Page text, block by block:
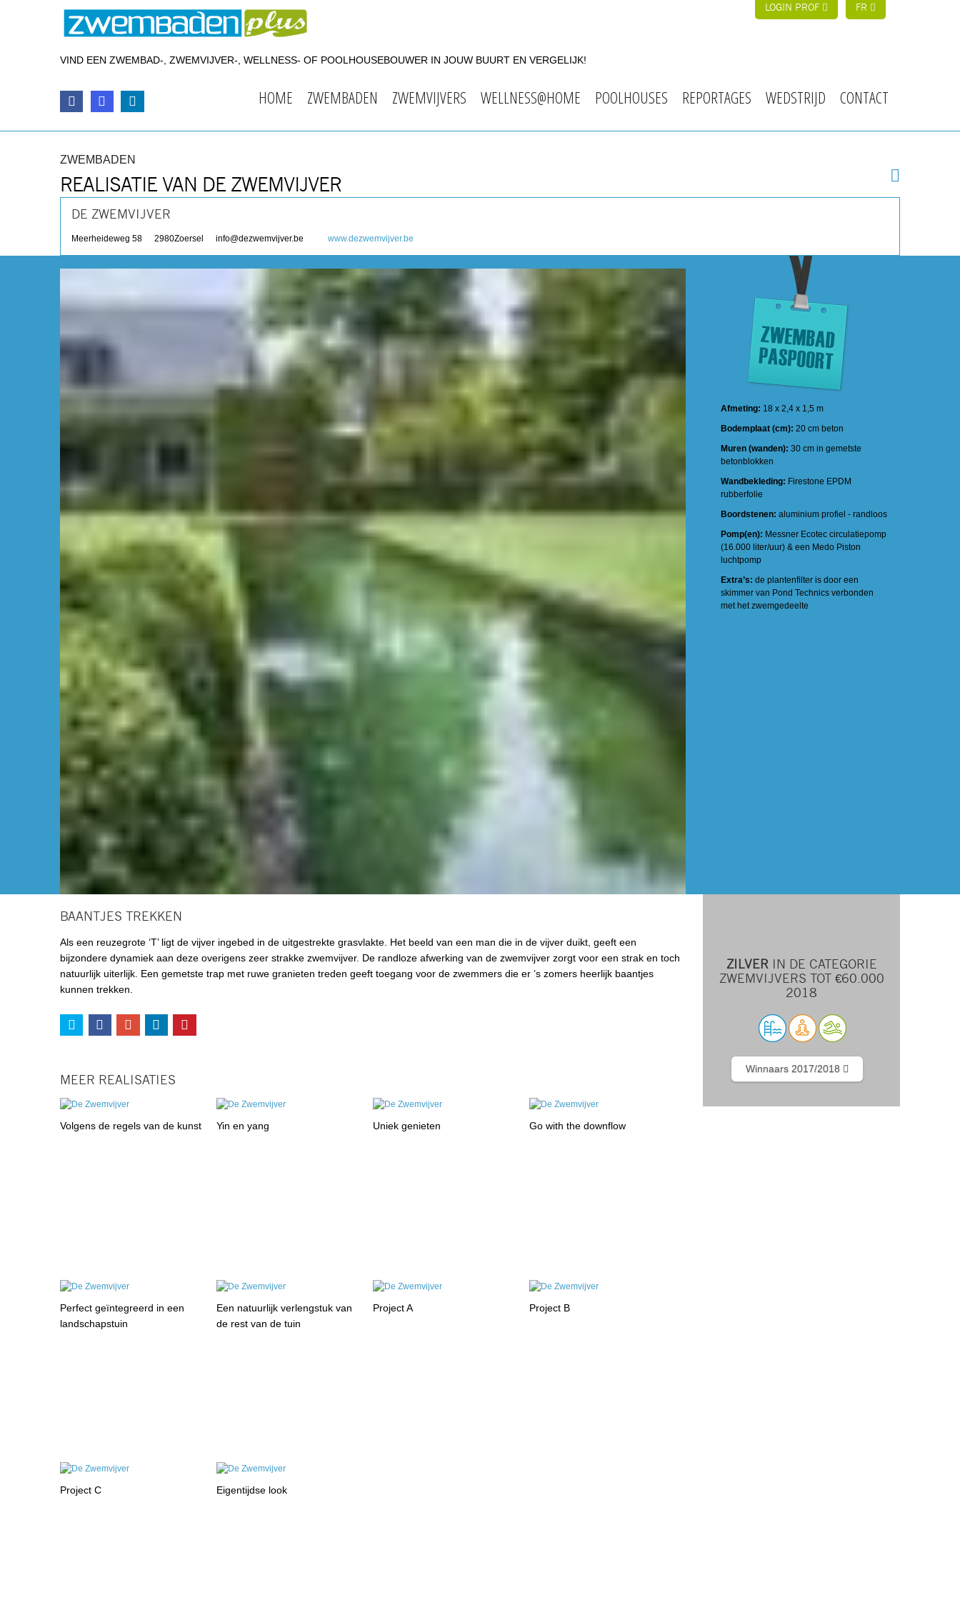
LOGIN PROF FR
VIND EEN ZWEMBAD-, ZWEMVIJVER-, WELLNESS- OF POOLHOUSEBOUWER IN JOUW BUURT EN VERGELIJK!
HOME ZWEMBADEN ZWEMVIJVERS WELLNESS@HOME POOLHOUSES REPORTAGES WEDSTRIJD CONTACT
ZWEMBADEN
REALISATIE VAN DE ZWEMVIJVER
DE ZWEMVIJVER
Meerheideweg 58 2980Zoersel info@dezwemvijver.be www.dezwemvijver.be
Afmeting: 18 x 2,4 x 1,5 m
Bodemplaat (cm): 20 cm beton
Muren (wanden): 30 cm in gemetste
betonblokken
Wandbekleding: Firestone EPDM
rubberfolie
Boordstenen: aluminium profiel - randloos
Pomp(en): Messner Ecotec circulatiepomp
(16.000 liter/uur) & een Medo Piston
luchtpomp
Extra’s: de plantenfilter is door een
skimmer van Pond Technics verbonden
met het zwemgedeelte
BAANTJES TREKKEN
Als een reuzegrote ‘T’ ligt de vijver ingebed in de uitgestrekte grasvlakte. Het beeld van een man die in de vijver duikt, geeft een
bijzondere dynamiek aan deze overigens zeer strakke zwemvijver. De randloze afwerking van de zwemvijver zorgt voor een strak en toch
natuurlijk uiterlijk. Een gemetste trap met ruwe granieten treden geeft toegang voor de zwemmers die er ’s zomers heerlijk baantjes
kunnen trekken.
MEER REALISATIES
Volgens de regels van de kunst Yin en yang Uniek genieten Go with the downflow
Perfect geïntegreerd in een
landschapstuin
Een natuurlijk verlengstuk van
de rest van de tuin
Project A Project B
Project C Eigentijdse look
ZILVER IN DE CATEGORIE
ZWEMVIJVERS TOT €60.000
2018
Winnaars 2017/2018